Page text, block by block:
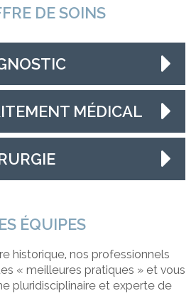
DE SOINS
MÉDICAL
ÉQUIPES
historique, nos professionnels
« meilleures pratiques » et vous
pluridisciplinaire et experte de